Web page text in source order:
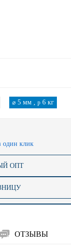
⌀5 мм , p6 кг
один клик
ОПТ
ОТЗЫВЫ